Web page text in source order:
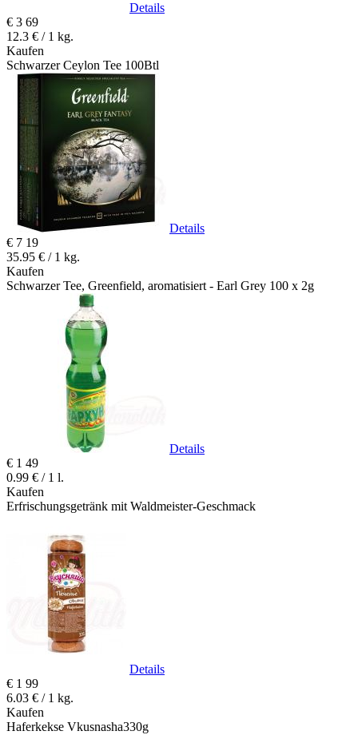
Details
€ 3 69
12.3 € / 1 kg.
Kaufen
Schwarzer Ceylon Tee 100Btl
Details
€ 7 19
35.95 € / 1 kg.
Kaufen
Schwarzer Tee, Greenfield, aromatisiert - Earl Grey 100 x 2g
Details
€ 1 49
0.99 € / 1 l.
Kaufen
Erfrischungsgetränk mit Waldmeister-Geschmack
Details
€ 1 99
6.03 € / 1 kg.
Kaufen
Haferkekse Vkusnasha330g